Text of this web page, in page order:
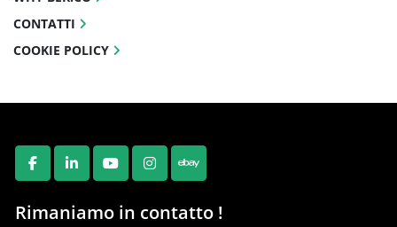
FACEBOOK
LINKEDINYOUTUBEINSTAGRAM
EBAY
Rimaniamo in contatto !
CONTATTI
COOKIE POLICY